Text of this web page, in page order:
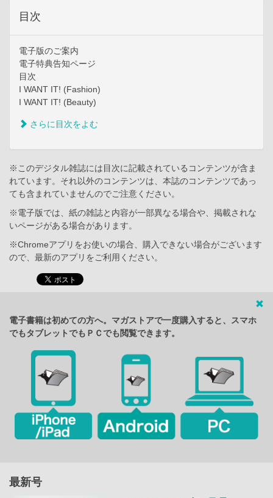
目次
電子版のご案内
電子特典告知ページ
目次
I WANT IT! (Fashion)
I WANT IT! (Beauty)
さらに目次をよむ
※このデジタル雑誌には目次に記載されているコンテンツが含ま
れています。それ以外のコンテンツは、本誌のコンテンツであっ
ても含まれていませんのでご注意ください。
※電子版では、紙の雑誌と内容が一部異なる場合や、掲載されな
いページがある場合があります。
※Chromeアプリをお使いの場合、購入できない場合がございます
ので、最新のアプリをご利用ください。
電子書籍は初めての方へ。マガストアで一度購入すると、スマホ
でもタブレットでもＰＣでも閲覧できます。
最新号